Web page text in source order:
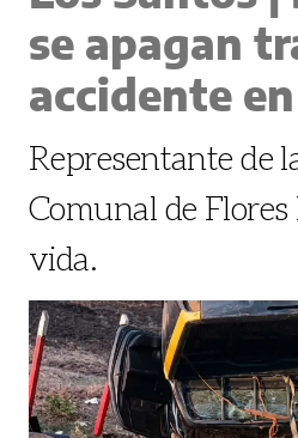
se apagan
accidente
Representante de
Comunal de
vida.